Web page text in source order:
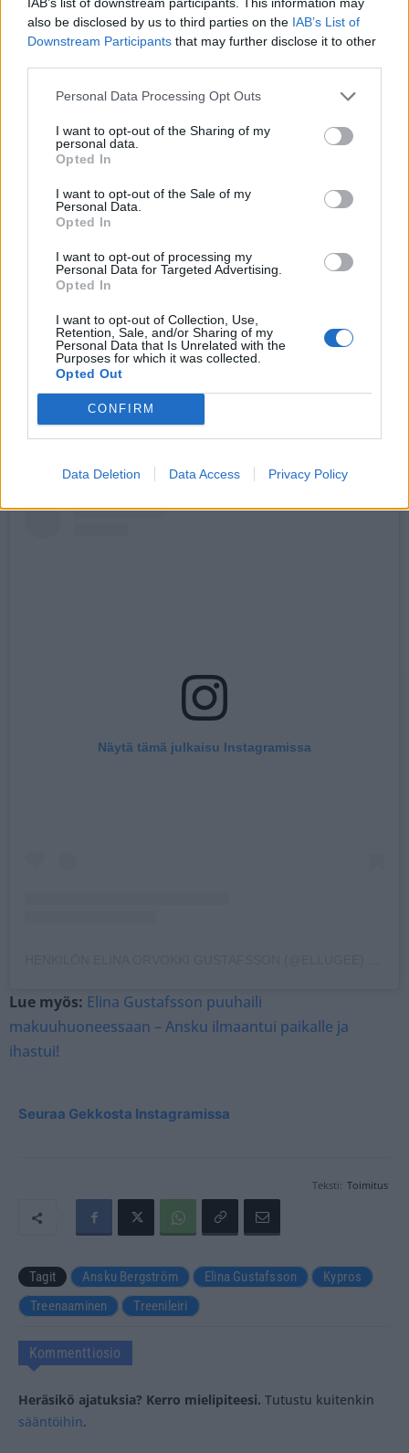
also be disclosed by us to third parties on the IAB’s List of
Downstream Participants that may further disclose it to other
Personal Data Processing Opt Outs
I want to opt-out of the Sharing of my
personal data.
Opted In
I want to opt-out of the Sale of my
Personal Data.
Opted In
I want to opt-out of processing my
Personal Data for Targeted Advertising.
Opted In
I want to opt-out of Collection, Use,
Retention, Sale, and/or Sharing of my
Personal Data that Is Unrelated with the
Purposes for which it was collected.
Opted Out
CONFIRM
Data Deletion Data Access Privacy Policy
Ellu kommentoi
Kommenttikenttä on täyttynyt ihastelevista viesteistä,
joiden joukossa on myös Ellun kommentti.
– Ihanaa, ei se oo ku tehä hyvässä porukassa, ex-
nyrkkeilijä kirjoittaa.
Ansku on vastannut exänsä kommenttiin punaisella
Erosta huolimatta Anskun ja Ellun välit ovat
vähintäänkin lämpimät.
Lue myös:Oho! Elina Gustafsson innostui: ”Vielä kerran
Näytä tämä julkaisu Instagramissa
Lue myös: Elina Gustafsson puuhaili
makuuhuoneessaan – Ansku ilmaantui paikalle ja
ihastui!
Seuraa Gekkosta Instagramissa
Teksti: Toimitus
Tagit Ansku Bergström Elina Gustafsson
Kypros
Treenaaminen
Treenileiri
Kommenttiosio
Heräsikö ajatuksia? Kerro mielipiteesi. Tutustu kuitenkin
sääntöihin.